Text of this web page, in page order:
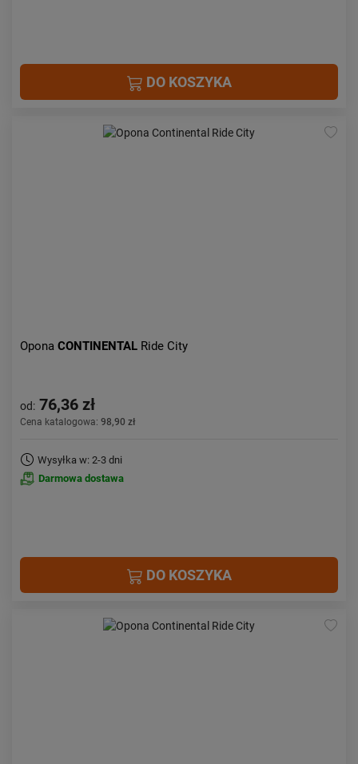
DO KOSZYKA
Opona CONTINENTAL Ride City
od: 76,36 zł
Cena katalogowa: 98,90 zł
Wysyłka w: 2-3 dni
Darmowa dostawa
DO KOSZYKA